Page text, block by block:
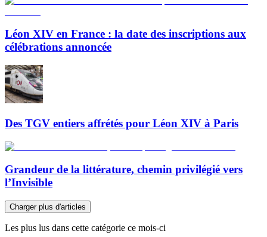
Léon XIV en France : la date des inscriptions aux
célébrations annoncée
Des TGV entiers affrétés pour Léon XIV à Paris
Grandeur de la littérature, chemin privilégié vers
l’Invisible
Charger plus d'articles
Les plus lus dans cette catégorie ce mois-ci